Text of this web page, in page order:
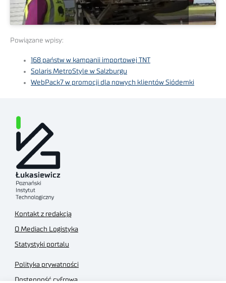
Powiązane wpisy:
168 państw w kampanii importowej TNT
Solaris MetroStyle w Salzburgu
WebPack7 w promocji dla nowych klientów Siódemki
Kontakt z redakcją
O Mediach Logistyka
Statystyki portalu
Polityka prywatności
Dostępność cyfrowa